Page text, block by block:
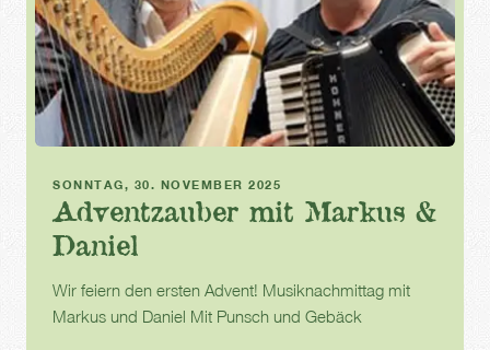
SONNTAG, 30. NOVEMBER 2025
Adventzauber mit Markus &
Daniel
Wir feiern den ersten Advent! Musiknachmittag mit
Markus und Daniel Mit Punsch und Gebäck